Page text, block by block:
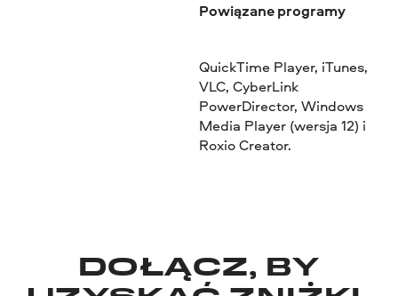
Powiązane programy
QuickTime Player, iTunes,
VLC, CyberLink
PowerDirector, Windows
Media Player (wersja 12) i
Roxio Creator.
DOŁĄCZ, BY